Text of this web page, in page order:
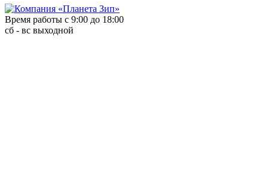
Время работы с 9:00 до 18:00
сб - вс выходной